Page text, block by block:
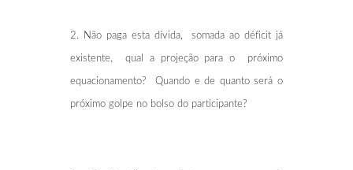
2. Não paga esta dívida, somada ao déficit já
existente, qual a projeção para o próximo
equacionamento? Quando e de quanto será o
próximo golpe no bolso do participante?